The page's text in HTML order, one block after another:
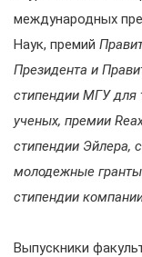
международных
Наук, премий
Президента и
стипендии МГУ для
ученых, премии
стипендии Эйлера,
молодежные гранты
стипендии
Выпускники